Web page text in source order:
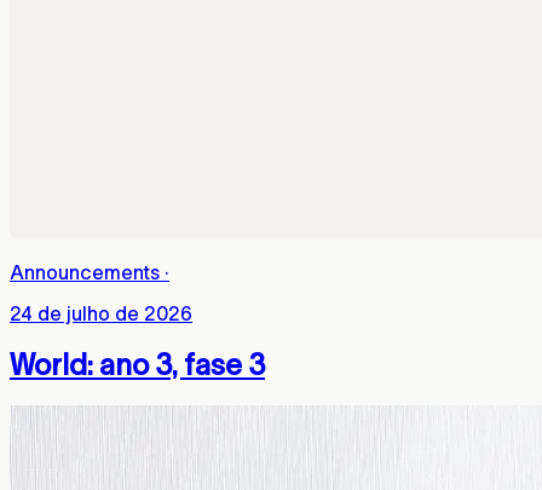
Announcements ·
24 de julho de 2026
World: ano 3, fase 3